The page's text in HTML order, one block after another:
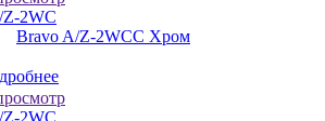
Bravo A/Z-2WCC Хром